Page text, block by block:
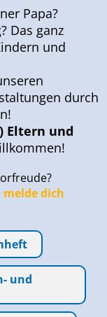
Papa?
Das ganz
und
durch
Eltern und
melde dich
und